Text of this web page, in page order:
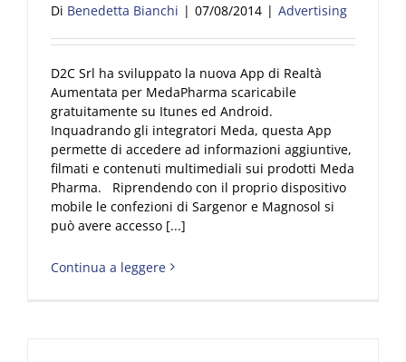
Di Benedetta Bianchi | 07/08/2014 | Advertising
D2C Srl ha sviluppato la nuova App di Realtà
Aumentata per MedaPharma scaricabile
gratuitamente su Itunes ed Android.
Inquadrando gli integratori Meda, questa App
permette di accedere ad informazioni aggiuntive,
filmati e contenuti multimediali sui prodotti Meda
Pharma. Riprendendo con il proprio dispositivo
mobile le confezioni di Sargenor e Magnosol si
può avere accesso [...]
Continua a leggere